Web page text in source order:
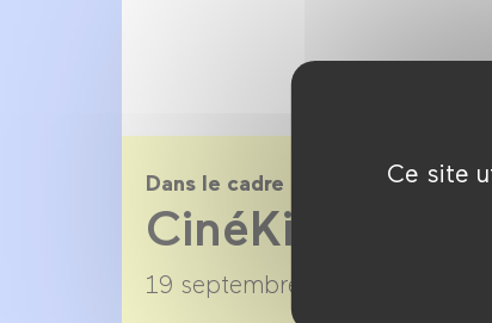
Ce site
Dans le cadre de
CinéKids
19 septembre 2018 →